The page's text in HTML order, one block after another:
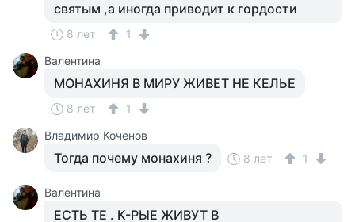
святым ,а иногда приводит к гордости
8 лет
1
Валентина
МОНАХИНЯ В МИРУ ЖИВЕТ НЕ КЕЛЬЕ
8 лет
1
Владимир Коченов
Тогда почему монахиня ? 8 лет 1
Валентина
ЕСТЬ ТЕ . К-РЫЕ ЖИВУТ В